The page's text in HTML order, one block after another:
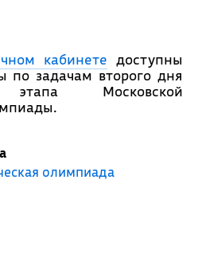
кабинете доступны
по задачам второго дня
этапа Московской
олимпиада